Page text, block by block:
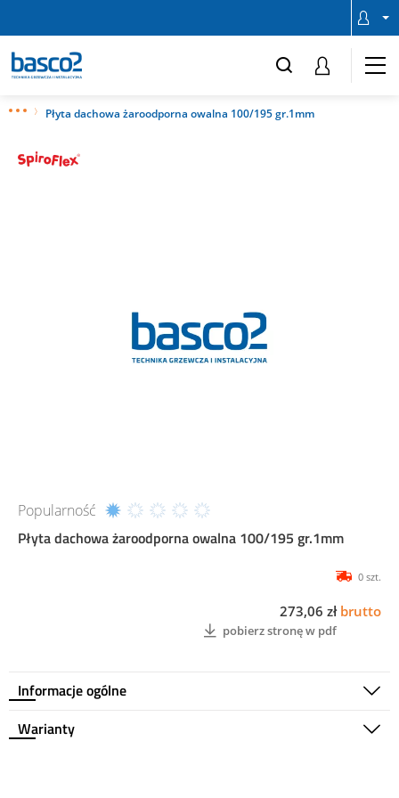
Płyta dachowa żaroodporna owalna 100/195 gr.1mm
Popularność
Płyta dachowa żaroodporna owalna 100/195 gr.1mm
Informacje ogólne
0 szt.
273,06 zł brutto
pobierz stronę w pdf
Warianty